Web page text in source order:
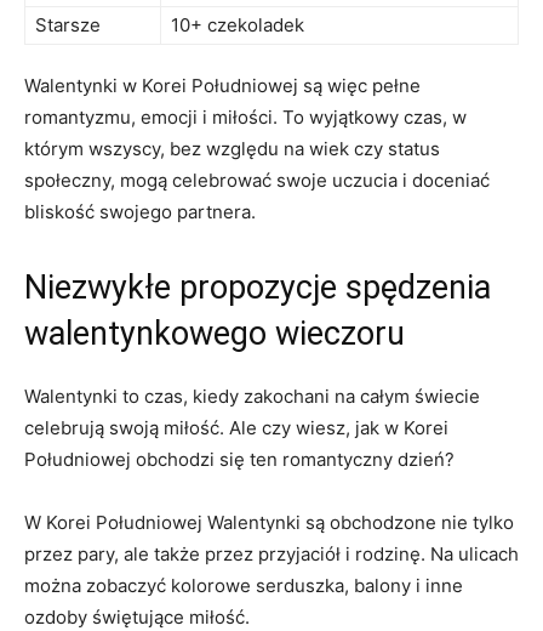
Starsze
10+ ‍czekoladek
Walentynki w Korei Południowej są więc pełne
romantyzmu, emocji ⁤i miłości.​ To ⁤wyjątkowy czas, w
którym wszyscy,⁣ bez względu na wiek‌ czy status
⁣społeczny, mogą celebrować swoje uczucia i doceniać
bliskość swojego partnera.
Niezwykłe propozycje spędzenia
walentynkowego wieczoru
Walentynki to czas, kiedy zakochani na całym świecie
celebrują swoją miłość. Ale czy wiesz,‍ jak w Korei
Południowej obchodzi się ten romantyczny‌ dzień?
W Korei ‍Południowej Walentynki są obchodzone nie tylko
przez pary, ale także przez przyjaciół i rodzinę. Na ulicach
można zobaczyć kolorowe serduszka, balony i inne
ozdoby świętujące miłość.